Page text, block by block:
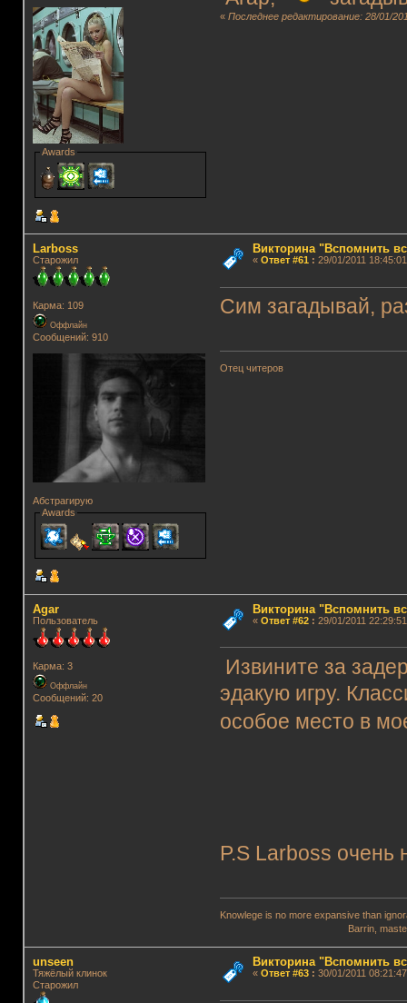
Awards
«Последнее редактирование: 28/01/
Lаrboss
Старожил
Карма: 109
Оффлайн
Сообщений: 910
Абстрагирую
Awards
Викторина "Вспомнить
« Ответ #61 : 29/01/2011
Сим загадывай,
Отец читеров
Agar
Пользователь
Карма: 3
Оффлайн
Сообщений: 20
Викторина "Вспомнить
« Ответ #62: 29/01/2011
Извините за
эдакую игру.
особое место в
P.S Larboss очень
Knowlege is no more expansive than
Barrin, master
unseen
Тяжёлый клинок
Старожил
Викторина "Вспомнить
« Ответ #63: 30/01/2011